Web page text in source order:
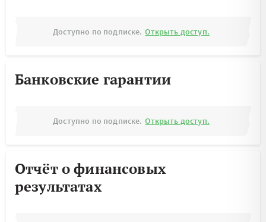
Доступно по подписке. Открыть доступ.
Банковские гарантии
Доступно по подписке. Открыть доступ.
Отчёт о финансовых
результатах